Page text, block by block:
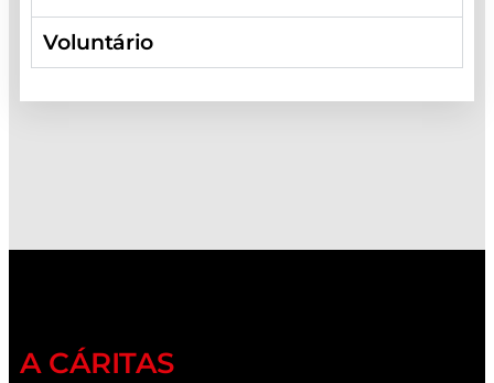
Voluntário
A CÁRITAS